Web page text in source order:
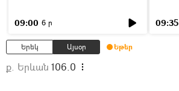
09:00 6 ր 09:35
Երեկ Այսօր Եթեր
ք. Երևան 106.0